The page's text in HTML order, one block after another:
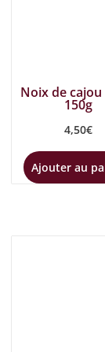
Noix de
150g
4,50€
Ajouter au